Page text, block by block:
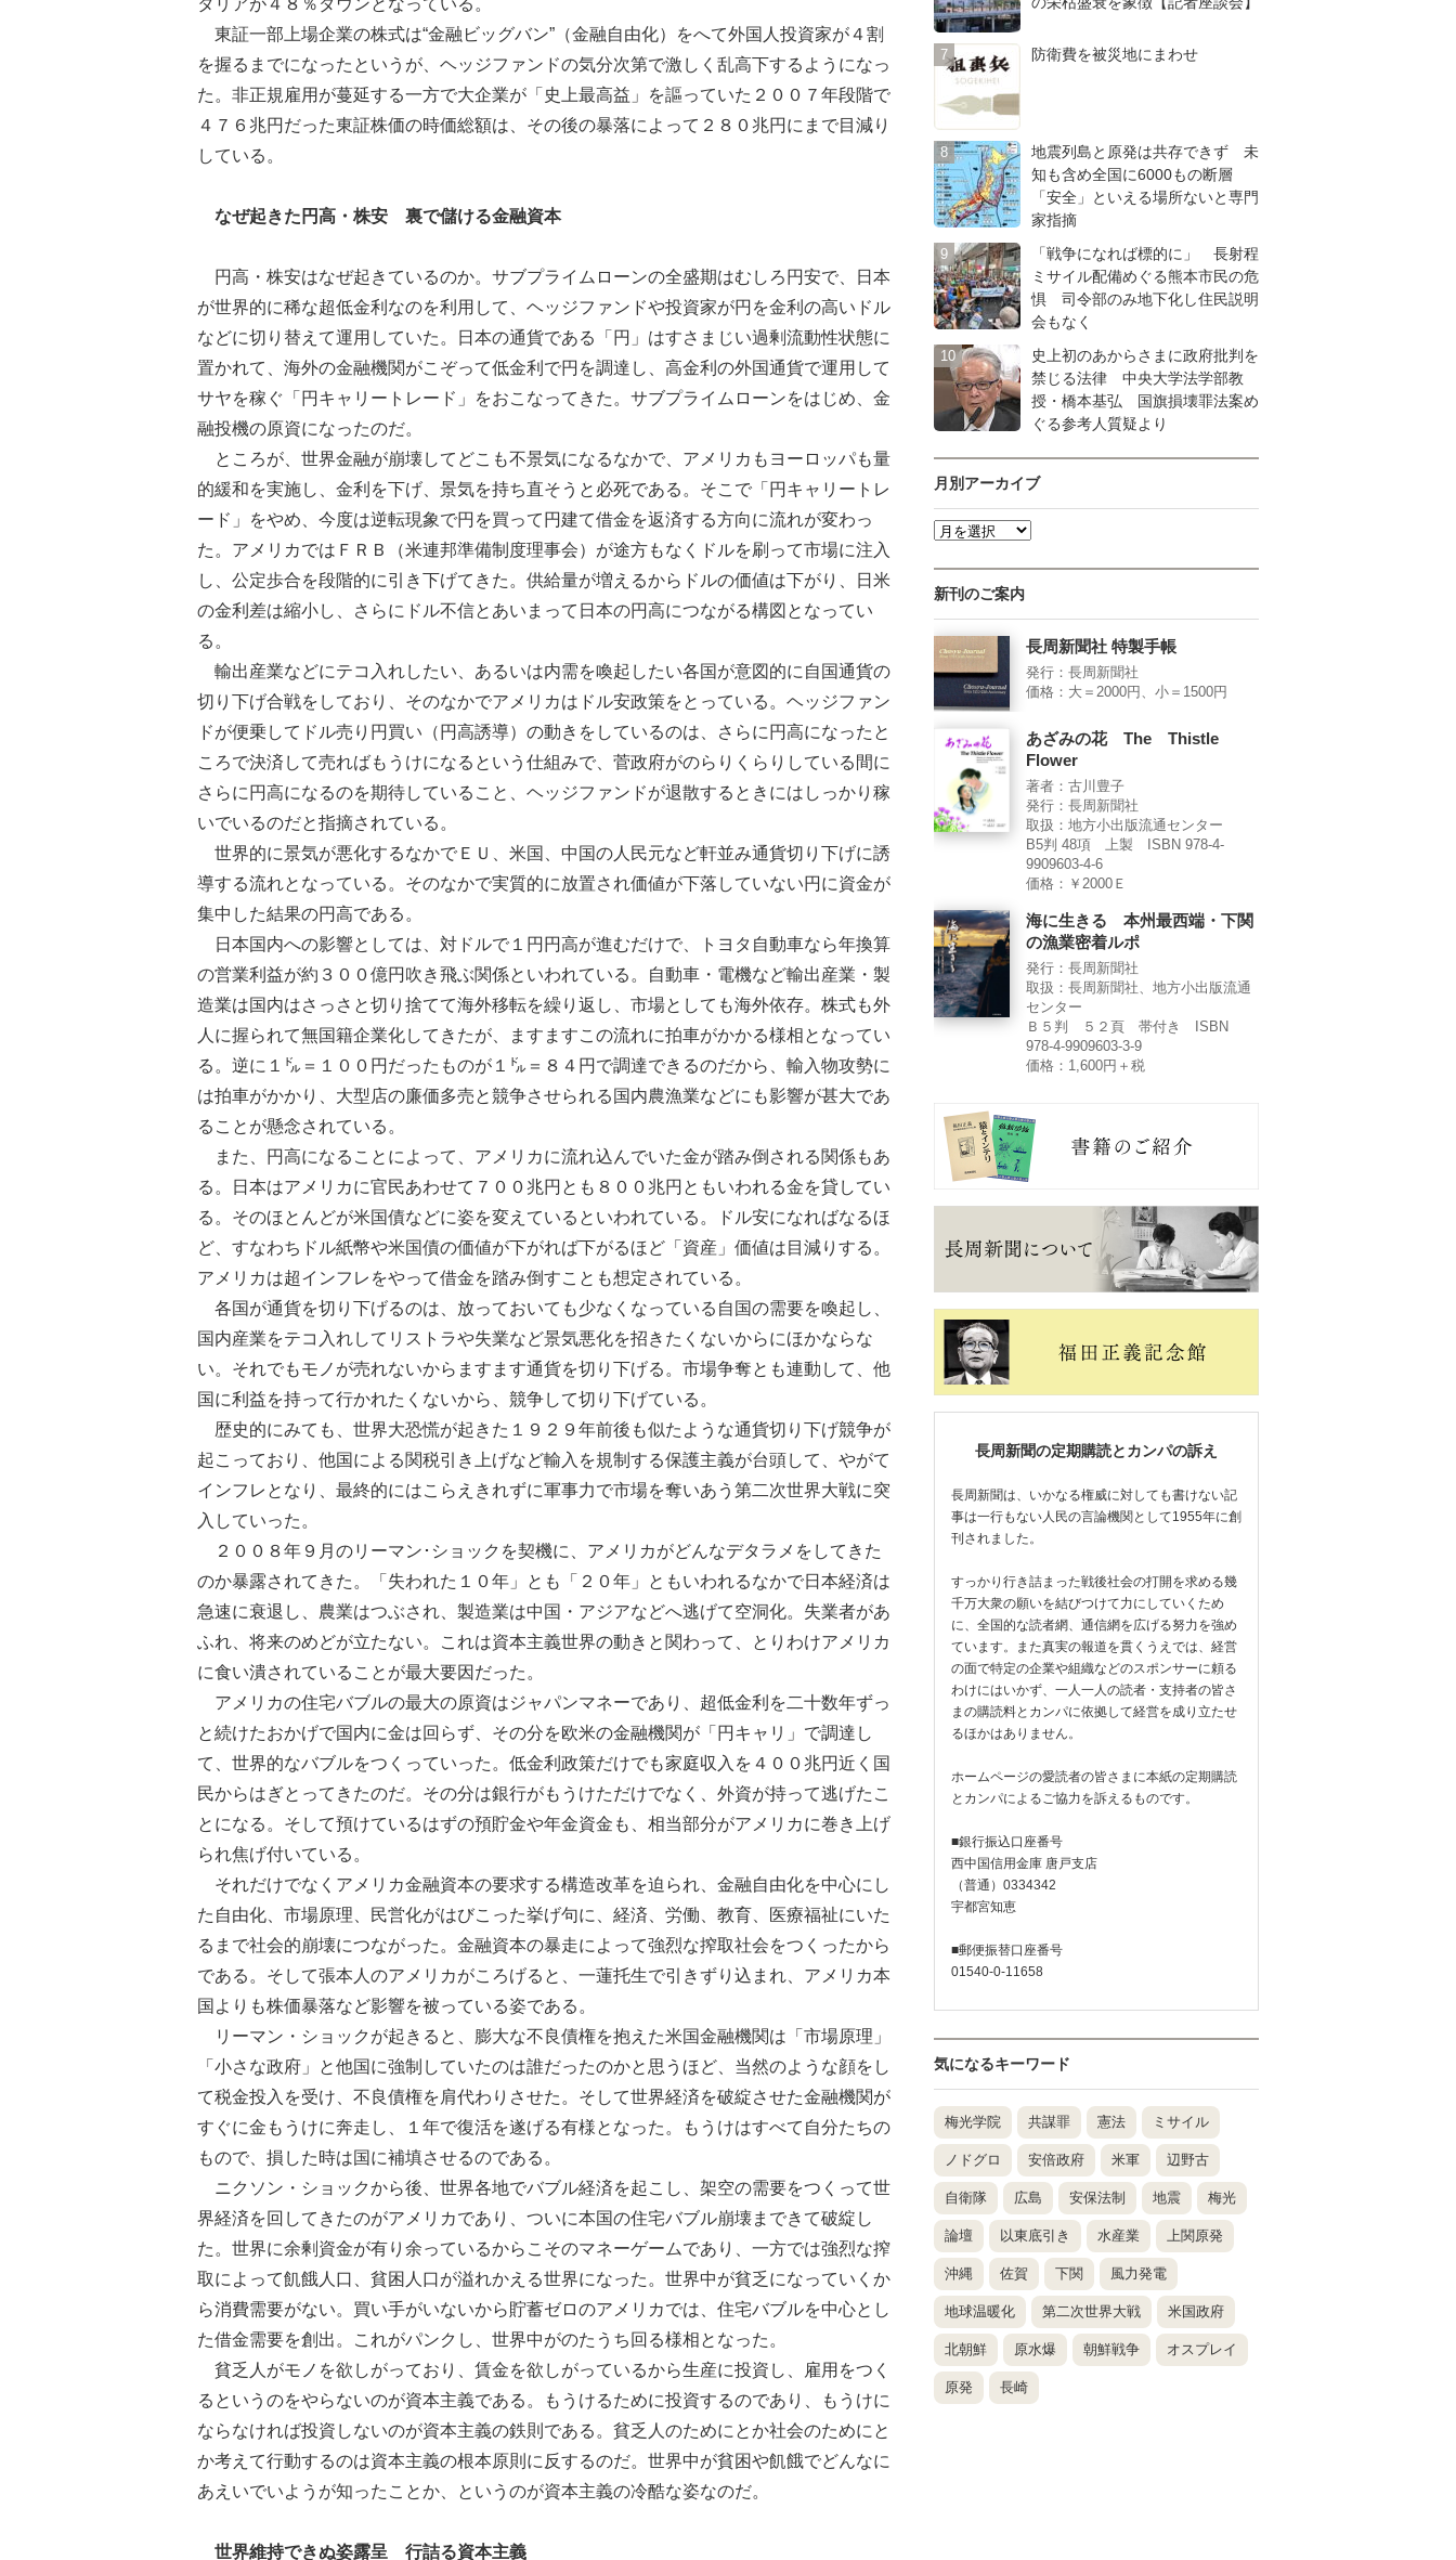
東証一部上場企業の株式は“金融ビッグバン”（金融自由化）をへて外国人投資家が４割
を握るまでになったというが、ヘッジファンドの気分次第で激しく乱高下するようになっ
た。非正規雇用が蔓延する一方で大企業が「史上最高益」を謳っていた２００７年段階で
４７６兆円だった東証株価の時価総額は、その後の暴落によって２８０兆円にまで目減り
している。
なぜ起きた円高・株安 裏で儲ける金融資本
円高・株安はなぜ起きているのか。サブプライムローンの全盛期はむしろ円安で、日本
が世界的に稀な超低金利なのを利用して、ヘッジファンドや投資家が円を金利の高いドル
などに切り替えて運用していた。日本の通貨である「円」はすさまじい過剰流動性状態に
置かれて、海外の金融機関がこぞって低金利で円を調達し、高金利の外国通貨で運用して
サヤを稼ぐ「円キャリートレード」をおこなってきた。サブプライムローンをはじめ、金
融投機の原資になったのだ。
ところが、世界金融が崩壊してどこも不景気になるなかで、アメリカもヨーロッパも量
的緩和を実施し、金利を下げ、景気を持ち直そうと必死である。そこで「円キャリートレ
ード」をやめ、今度は逆転現象で円を買って円建て借金を返済する方向に流れが変わっ
た。アメリカではＦＲＢ（米連邦準備制度理事会）が途方もなくドルを刷って市場に注入
し、公定歩合を段階的に引き下げてきた。供給量が増えるからドルの価値は下がり、日米
の金利差は縮小し、さらにドル不信とあいまって日本の円高につながる構図となってい
る。
輸出産業などにテコ入れしたい、あるいは内需を喚起したい各国が意図的に自国通貨の
切り下げ合戦をしており、そのなかでアメリカはドル安政策をとっている。ヘッジファン
ドが便乗してドル売り円買い（円高誘導）の動きをしているのは、さらに円高になったと
ころで決済して売ればもうけになるという仕組みで、菅政府がのらりくらりしている間に
さらに円高になるのを期待していること、ヘッジファンドが退散するときにはしっかり稼
いでいるのだと指摘されている。
世界的に景気が悪化するなかでＥＵ、米国、中国の人民元など軒並み通貨切り下げに誘
導する流れとなっている。そのなかで実質的に放置され価値が下落していない円に資金が
集中した結果の円高である。
日本国内への影響としては、対ドルで１円円高が進むだけで、トヨタ自動車なら年換算
の営業利益が約３００億円吹き飛ぶ関係といわれている。自動車・電機など輸出産業・製
造業は国内はさっさと切り捨てて海外移転を繰り返し、市場としても海外依存。株式も外
人に握られて無国籍企業化してきたが、ますますこの流れに拍車がかかる様相となってい
る。逆に１㌦＝１００円だったものが１㌦＝８４円で調達できるのだから、輸入物攻勢に
は拍車がかかり、大型店の廉価多売と競争させられる国内農漁業などにも影響が甚大であ
ることが懸念されている。
また、円高になることによって、アメリカに流れ込んでいた金が踏み倒される関係もあ
る。日本はアメリカに官民あわせて７００兆円とも８００兆円ともいわれる金を貸してい
る。そのほとんどが米国債などに姿を変えているといわれている。ドル安になればなるほ
ど、すなわちドル紙幣や米国債の価値が下がれば下がるほど「資産」価値は目減りする。
アメリカは超インフレをやって借金を踏み倒すことも想定されている。
各国が通貨を切り下げるのは、放っておいても少なくなっている自国の需要を喚起し、
国内産業をテコ入れしてリストラや失業など景気悪化を招きたくないからにほかならな
い。それでもモノが売れないからますます通貨を切り下げる。市場争奪とも連動して、他
国に利益を持って行かれたくないから、競争して切り下げている。
歴史的にみても、世界大恐慌が起きた１９２９年前後も似たような通貨切り下げ競争が
起こっており、他国による関税引き上げなど輸入を規制する保護主義が台頭して、やがて
インフレとなり、最終的にはこらえきれずに軍事力で市場を奪いあう第二次世界大戦に突
入していった。
２００８年９月のリーマン･ショックを契機に、アメリカがどんなデタラメをしてきた
のか暴露されてきた。「失われた１０年」とも「２０年」ともいわれるなかで日本経済は
急速に衰退し、農業はつぶされ、製造業は中国・アジアなどへ逃げて空洞化。失業者があ
ふれ、将来のめどが立たない。これは資本主義世界の動きと関わって、とりわけアメリカ
に食い潰されていることが最大要因だった。
アメリカの住宅バブルの最大の原資はジャパンマネーであり、超低金利を二十数年ずっ
と続けたおかげで国内に金は回らず、その分を欧米の金融機関が「円キャリ」で調達し
て、世界的なバブルをつくっていった。低金利政策だけでも家庭収入を４００兆円近く国
民からはぎとってきたのだ。その分は銀行がもうけただけでなく、外資が持って逃げたこ
とになる。そして預けているはずの預貯金や年金資金も、相当部分がアメリカに巻き上げ
られ焦げ付いている。
それだけでなくアメリカ金融資本の要求する構造改革を迫られ、金融自由化を中心にし
た自由化、市場原理、民営化がはびこった挙げ句に、経済、労働、教育、医療福祉にいた
るまで社会的崩壊につながった。金融資本の暴走によって強烈な搾取社会をつくったから
である。そして張本人のアメリカがころげると、一蓮托生で引きずり込まれ、アメリカ本
国よりも株価暴落など影響を被っている姿である。
リーマン・ショックが起きると、膨大な不良債権を抱えた米国金融機関は「市場原理」
「小さな政府」と他国に強制していたのは誰だったのかと思うほど、当然のような顔をし
て税金投入を受け、不良債権を肩代わりさせた。そして世界経済を破綻させた金融機関が
すぐに金もうけに奔走し、１年で復活を遂げる有様となった。もうけはすべて自分たちの
もので、損した時は国に補填させるのである。
ニクソン・ショックから後、世界各地でバブル経済を起こし、架空の需要をつくって世
界経済を回してきたのがアメリカであり、ついに本国の住宅バブル崩壊まできて破綻し
た。世界に余剰資金が有り余っているからこそのマネーゲームであり、一方では強烈な搾
取によって飢餓人口、貧困人口が溢れかえる世界になった。世界中が貧乏になっていくか
ら消費需要がない。買い手がいないから貯蓄ゼロのアメリカでは、住宅バブルを中心とし
た借金需要を創出。これがパンクし、世界中がのたうち回る様相となった。
貧乏人がモノを欲しがっており、賃金を欲しがっているから生産に投資し、雇用をつく
るというのをやらないのが資本主義である。もうけるために投資するのであり、もうけに
ならなければ投資しないのが資本主義の鉄則である。貧乏人のためにとか社会のためにと
か考えて行動するのは資本主義の根本原則に反するのだ。世界中が貧困や飢餓でどんなに
あえいでいようが知ったことか、というのが資本主義の冷酷な姿なのだ。
世界維持できぬ姿露呈 行詰る資本主義
防衛費を被災地にまわせ
地震列島と原発は共存できず 未
知も含め全国に6000もの断層
「安全」といえる場所ないと専門
家指摘
「戦争になれば標的に」 長射程
ミサイル配備めぐる熊本市民の危
惧 司令部のみ地下化し住民説明
会もなく
史上初のあからさまに政府批判を
禁じる法律 中央大学法学部教
授・橋本基弘 国旗損壊罪法案め
ぐる参考人質疑より
月別アーカイブ
新刊のご案内
長周新聞社 特製手帳
発行：長周新聞社
価格：大＝2000円、小＝1500円
あざみの花 The Thistle
Flower
著者：古川豊子
発行：長周新聞社
取扱：地方小出版流通センター
B5判 48項 上製 ISBN 978-4-
9909603-4-6
価格：￥2000Ｅ
海に生きる 本州最西端・下関
の漁業密着ルポ
発行：長周新聞社
取扱：長周新聞社、地方小出版流通
センター
Ｂ５判 ５２頁 帯付き ISBN
978-4-9909603-3-9
価格：1,600円＋税
長周新聞の定期購読とカンパの訴え
長周新聞は、いかなる権威に対しても書けない記
事は一行もない人民の言論機関として1955年に創
刊されました。
すっかり行き詰まった戦後社会の打開を求める幾
千万大衆の願いを結びつけて力にしていくため
に、全国的な読者網、通信網を広げる努力を強め
ています。また真実の報道を貫くうえでは、経営
の面で特定の企業や組織などのスポンサーに頼る
わけにはいかず、一人一人の読者・支持者の皆さ
まの購読料とカンパに依拠して経営を成り立たせ
るほかはありません。
ホームページの愛読者の皆さまに本紙の定期購読
とカンパによるご協力を訴えるものです。
■銀行振込口座番号
西中国信用金庫 唐戸支店
（普通）0334342
宇都宮知恵
■郵便振替口座番号
01540-0-11658
気になるキーワード
梅光学院 共謀罪 憲法 ミサイル
ノドグロ 安倍政府 米軍 辺野古
自衛隊 広島 安保法制 地震 梅光
論壇 以東底引き 水産業 上関原発
沖縄 佐賀 下関 風力発電
地球温暖化 第二次世界大戦 米国政府
北朝鮮 原水爆 朝鮮戦争 オスプレイ
原発 長崎